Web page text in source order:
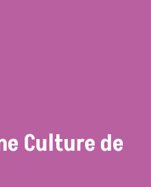
Culture de